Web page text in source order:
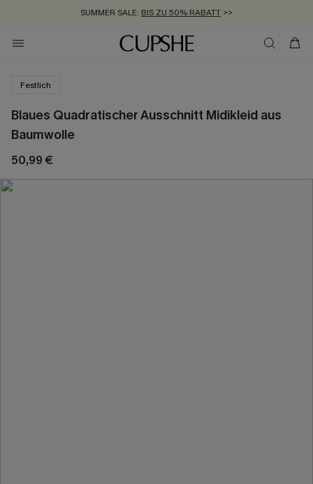
SUMMER SALE: BIS ZU 50% RABATT >>
ZUM NEWSLETTER:BIS ZU -20% EXTRA ERHALTEN
KOSTENLOSER VERSAND AB 89 €
Festlich
Blaues Quadratischer Ausschnitt Midikleid aus
Baumwolle
50,99 €